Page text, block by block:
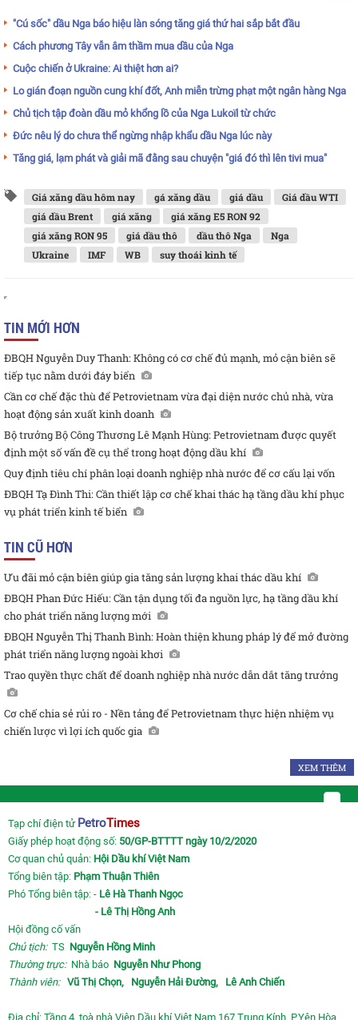
"Cú sốc" dầu Nga báo hiệu làn sóng tăng giá thứ hai sắp bắt đầu
Cách phương Tây vẫn âm thầm mua dầu của Nga
Cuộc chiến ở Ukraine: Ai thiệt hơn ai?
Lo gián đoạn nguồn cung khí đốt, Anh miễn trừng phạt một ngân hàng Nga
Chủ tịch tập đoàn dầu mỏ khổng lồ của Nga Lukoïl từ chức
Đức nêu lý do chưa thể ngừng nhập khẩu dầu Nga lúc này
Tăng giá, lạm phát và giải mã đằng sau chuyện "giá đó thì lên tivi mua"
Giá xăng dầu hôm nay gá xăng dầu giá dầu
Giá dầu WTI
giá dầu Brent
giá xăng
giá xăng E5 RON 92
giá xăng RON 95
giá dầu thô dầu thô Nga
Nga
Ukraine
IMF WB suy thoái kinh tế
TIN MỚI HƠN
ĐBQH Nguyễn Duy Thanh: Không có cơ chế đủ mạnh, mỏ cận biên sẽ
tiếp tục nằm dưới đáy biển
Cần cơ chế đặc thù để Petrovietnam vừa đại diện nước chủ nhà, vừa
hoạt động sản xuất kinh doanh
Bộ trưởng Bộ Công Thương Lê Mạnh Hùng: Petrovietnam được quyết
định một số vấn đề cụ thể trong hoạt động dầu khí
Quy định tiêu chí phân loại doanh nghiệp nhà nước để cơ cấu lại vốn
ĐBQH Tạ Đình Thi: Cần thiết lập cơ chế khai thác hạ tầng dầu khí phục
vụ phát triển kinh tế biển
TIN CŨ HƠN
Ưu đãi mỏ cận biên giúp gia tăng sản lượng khai thác dầu khí
ĐBQH Phan Đức Hiếu: Cần tận dụng tối đa nguồn lực, hạ tầng dầu khí
cho phát triển năng lượng mới
ĐBQH Nguyễn Thị Thanh Bình: Hoàn thiện khung pháp lý để mở đường
phát triển năng lượng ngoài khơi
Trao quyền thực chất để doanh nghiệp nhà nước dẫn dắt tăng trưởng
Cơ chế chia sẻ rủi ro - Nền tảng để Petrovietnam thực hiện nhiệm vụ
chiến lược vì lợi ích quốc gia
XEM THÊM
Tạp chí điện tử PetroTimes
Giấy phép hoạt động số: 50/GP-BTTTT ngày 10/2/2020
Cơ quan chủ quản: Hội Dầu khí Việt Nam
Tổng biên tập: Phạm Thuận Thiên
Phó Tổng biên tập: - Lê Hà Thanh Ngọc
- Lê Thị Hồng Anh
Hội đồng cố vấn
Chủ tịch:TS Nguyễn Hồng Minh
Thường trực: Nhà báo Nguyễn Như Phong
Thành viên: Vũ Thị Chọn, Nguyễn Hải Đường, Lê Anh Chiến
Địa chỉ: Tầng 4, toà nhà Viện Dầu khí Việt Nam 167 Trung Kính, P.Yên Hòa,